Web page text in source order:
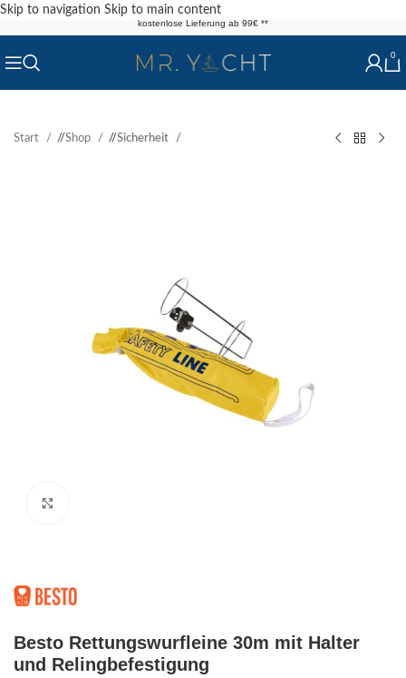
Skip to navigation Skip to main content
kostenlose Lieferung ab 99€ **
0
Start / Shop / Sicherheit
Besto Rettungswurfleine 30m mit Halter
und Relingbefestigung